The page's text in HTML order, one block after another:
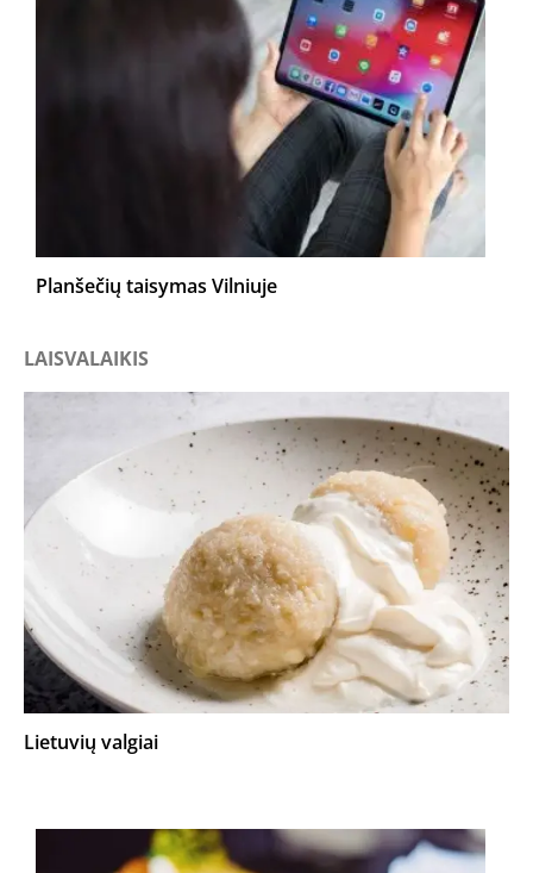
Planšečių taisymas Vilniuje
LAISVALAIKIS
Lietuvių valgiai